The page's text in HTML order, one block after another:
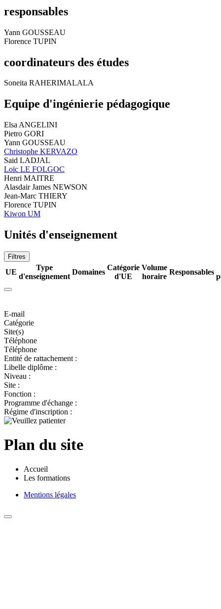
responsables
Yann GOUSSEAU
Florence TUPIN
coordinateurs des études
Soneita RAHERIMALALA
Equipe d'ingénierie pédagogique
Elsa ANGELINI
Pietro GORI
Yann GOUSSEAU
Christophe KERVAZO
Said LADJAL
Loïc LE FOLGOC
Henri MAITRE
Alasdair James NEWSON
Jean-Marc THIERY
Florence TUPIN
Kiwon UM
Unités d'enseignement
Filtres
UE
Type
d'enseignement
Domaines
Catégorie
d'UE
Volume
horaire
Responsables
E-mail
Catégorie
Site(s)
Téléphone
Téléphone
Entité de rattachement :
Libelle diplôme :
Niveau :
Site :
Fonction :
Programme d'échange :
Régime d'inscription :
Plan du site
Accueil
Les formations
Mentions légales